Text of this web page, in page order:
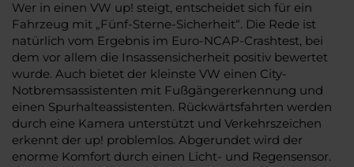
Wer in einen VW up! steigt, entscheidet sich für ein
Fahrzeug mit „Fünf-Sterne-Sicherheit“. Die Rede ist
natürlich vom Ergebnis im Euro-NCAP-Crashtest, bei
dem vor allem die Insassensicherheit positiv bewertet
wurde. Auch bietet der kleinste VW einen City-
Notbremsassistenten mit Fußgängererkennung und
einen Spurhalteassistenten. Rückwärtsfahrten werden
durch eine Kamera unterstützt und Verkehrszeichen
erkennt der up! problemlos. Abgerundet wird der
enorme Komfort durch einen Licht- und Regensensor.